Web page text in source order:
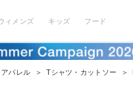
ィメンズ キッズ フード
アパレル ＞ Tシャツ・カットソー ＞